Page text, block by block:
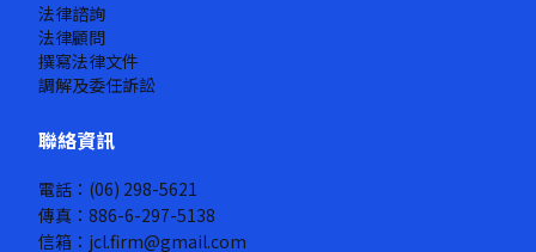
法律諮詢
法律顧問
撰寫法律文件
調解及委任訴訟
聯絡資訊
電話：(06) 298-5621
傳真：886-6-297-5138
信箱：jcl.firm@gmail.com